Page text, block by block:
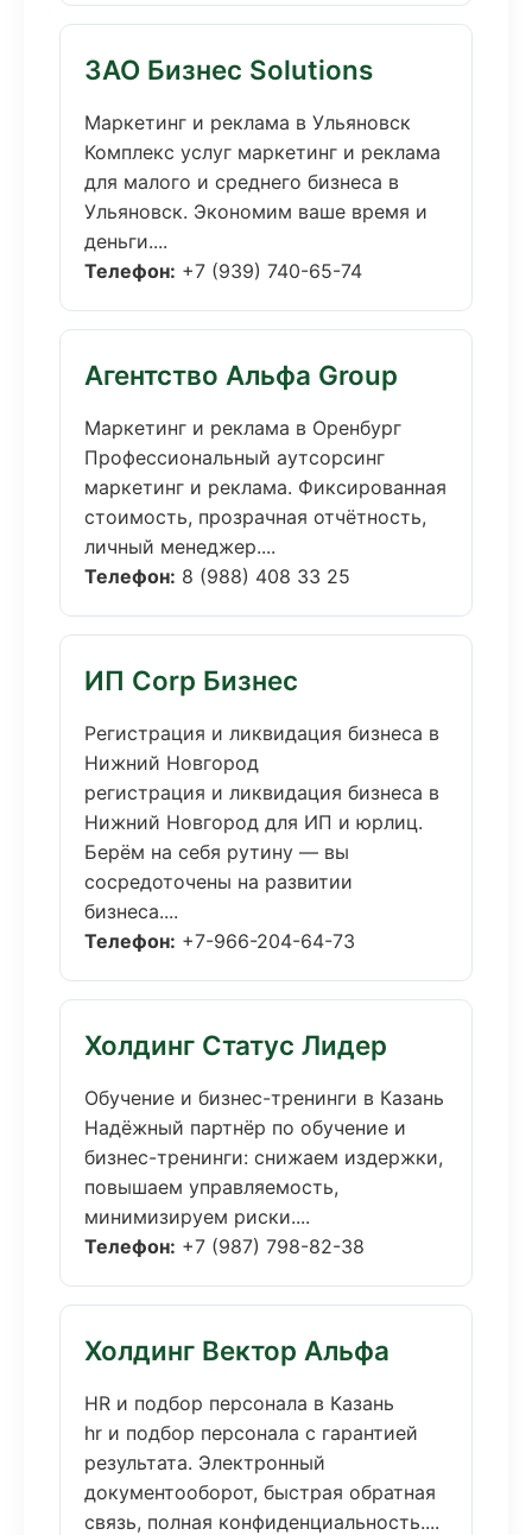
ЗАО Бизнес Solutions
Маркетинг и реклама в Ульяновск
Комплекс услуг маркетинг и реклама
для малого и среднего бизнеса в
Ульяновск. Экономим ваше время и
деньги....
Телефон: +7 (939) 740-65-74
Агентство Альфа Group
Маркетинг и реклама в Оренбург
Профессиональный аутсорсинг
маркетинг и реклама. Фиксированная
стоимость, прозрачная отчётность,
личный менеджер....
Телефон: 8 (988) 408 33 25
ИП Corp Бизнес
Регистрация и ликвидация бизнеса в
Нижний Новгород
регистрация и ликвидация бизнеса в
Нижний Новгород для ИП и юрлиц.
Берём на себя рутину — вы
сосредоточены на развитии
бизнеса....
Телефон: +7-966-204-64-73
Холдинг Статус Лидер
Обучение и бизнес-тренинги в Казань
Надёжный партнёр по обучение и
бизнес-тренинги: снижаем издержки,
повышаем управляемость,
минимизируем риски....
Телефон: +7 (987) 798-82-38
Холдинг Вектор Альфа
HR и подбор персонала в Казань
hr и подбор персонала с гарантией
результата. Электронный
документооборот, быстрая обратная
связь, полная конфиденциальность....